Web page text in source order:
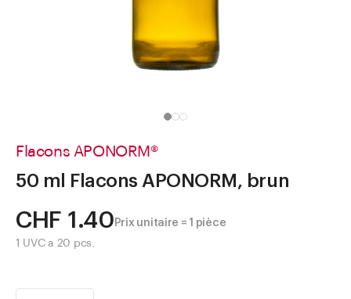
Flacons APONORM®
50 ml Flacons APONORM, brun
CHF 1.40 Prix unitaire = 1 pièce
1 UVC a 20 pcs.